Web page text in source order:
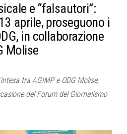
e “falsautori”:
aprile, proseguono i
in collaborazione
Molise
tra AGIMP e ODG Molise,
del Forum del Giornalismo